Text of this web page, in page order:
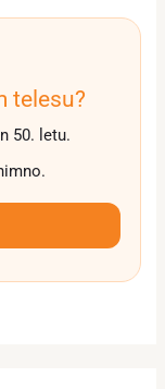
telesu?
50. letu.